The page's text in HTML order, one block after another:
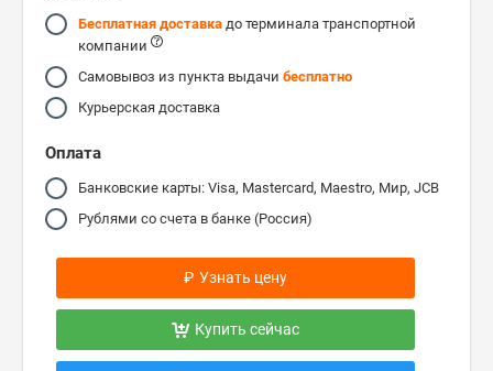
Бесплатная доставка до терминала транспортной
компании
Самовывоз из пункта выдачи бесплатно
Курьерская доставка
Оплата
Банковские карты: Visa, Mastercard, Maestro, Мир, JCB
Рублями со счета в банке (Россия)
₽ Узнать цену
Купить сейчас